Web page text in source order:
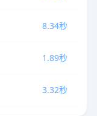
8.34秒
1.89秒
3.32秒